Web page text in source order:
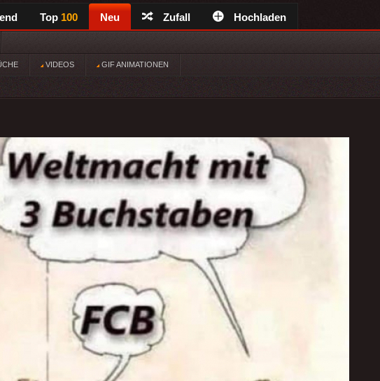
Top 100 Neu Zufall Hochladen
VIDEOS GIF ANIMATIONEN